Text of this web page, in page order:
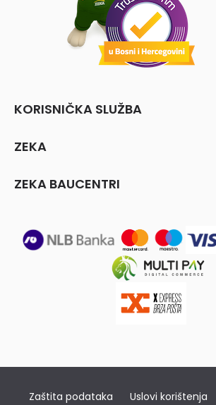
KORISNIČKA SLUŽBA
ZEKA
ZEKA BAUCENTRI
Zaštita podataka Uslovi korištenja